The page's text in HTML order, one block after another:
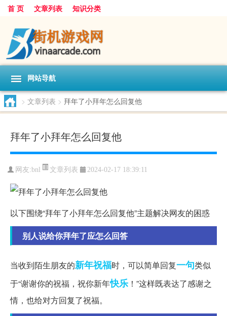
首 页 文章列表 知识分类
网站导航
> 文章列表 > 拜年了小拜年怎么回复他
拜年了小拜年怎么回复他
网友:bnl 文章列表 2024-02-17 18:39:11
以下围绕“拜年了小拜年怎么回复他”主题解决网友的困惑
别人说给你拜年了应怎么回答
当收到陌生朋友的新年祝福时，可以简单回复一句类似
于“谢谢你的祝福，祝你新年快乐 ！”这样既表达了感谢之
情，也给对方回复了祝福。